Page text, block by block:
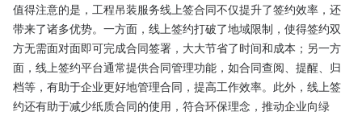
值得注意的是，工程吊装服务线上签合同不仅提升了签约效率，还
带来了诸多优势。一方面，线上签约打破了地域限制，使得签约双
方无需面对面即可完成合同签署，大大节省了时间和成本；另一方
面，线上签约平台通常提供合同管理功能，如合同查阅、提醒、归
档等，有助于企业更好地管理合同，提高工作效率。此外，线上签
约还有助于减少纸质合同的使用，符合环保理念，推动企业向绿